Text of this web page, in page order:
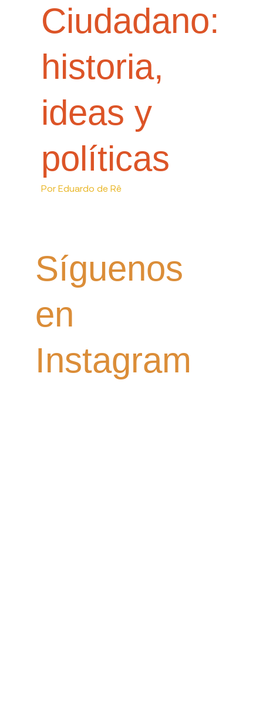
Ciudadano:
historia,
ideas y
políticas
Por Eduardo de Rê
Síguenos
en
Instagram